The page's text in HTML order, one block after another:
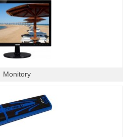
Monitory